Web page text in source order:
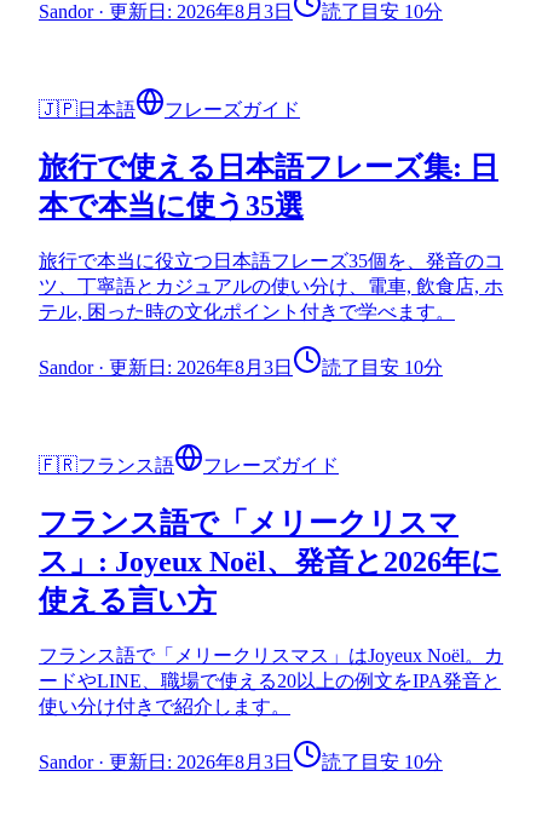
Sandor· 更新日: 2026年8月3日 読了目安 10分
🇯🇵日本語 フレーズガイド
旅行で使える日本語フレーズ集: 日
本で本当に使う35選
旅行で本当に役立つ日本語フレーズ35個を、発音のコ
ツ、丁寧語とカジュアルの使い分け、電車, 飲食店, ホ
テル, 困った時の文化ポイント付きで学べます。
Sandor· 更新日: 2026年8月3日 読了目安 10分
🇫🇷フランス語 フレーズガイド
フランス語で「メリークリスマ
ス」: Joyeux Noël、発音と2026年に
使える言い方
フランス語で「メリークリスマス」はJoyeux Noël。カ
ードやLINE、職場で使える20以上の例文をIPA発音と
使い分け付きで紹介します。
Sandor· 更新日: 2026年8月3日 読了目安 10分